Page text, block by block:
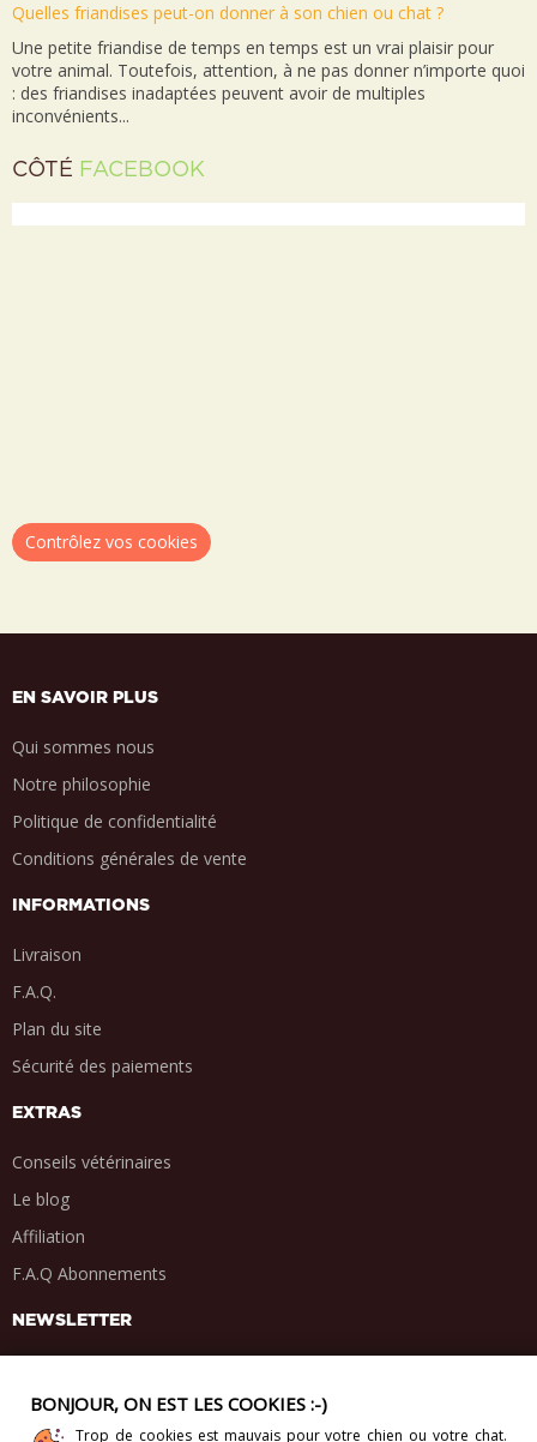
Quelles friandises peut-on donner à son chien ou chat ?
Une petite friandise de temps en temps est un vrai plaisir pour
votre animal. Toutefois, attention, à ne pas donner n’importe quoi
: des friandises inadaptées peuvent avoir de multiples
inconvénients...
CÔTÉ FACEBOOK
Contrôlez vos cookies
EN SAVOIR PLUS
Qui sommes nous
Notre philosophie
Politique de confidentialité
Conditions générales de vente
INFORMATIONS
Livraison
F.A.Q.
Plan du site
Sécurité des paiements
EXTRAS
Conseils vétérinaires
Le blog
Affiliation
F.A.Q Abonnements
NEWSLETTER
PARTAGE SOCIAL
BONJOUR, ON EST LES COOKIES :-)
Trop de cookies est mauvais pour votre chien ou votre chat.